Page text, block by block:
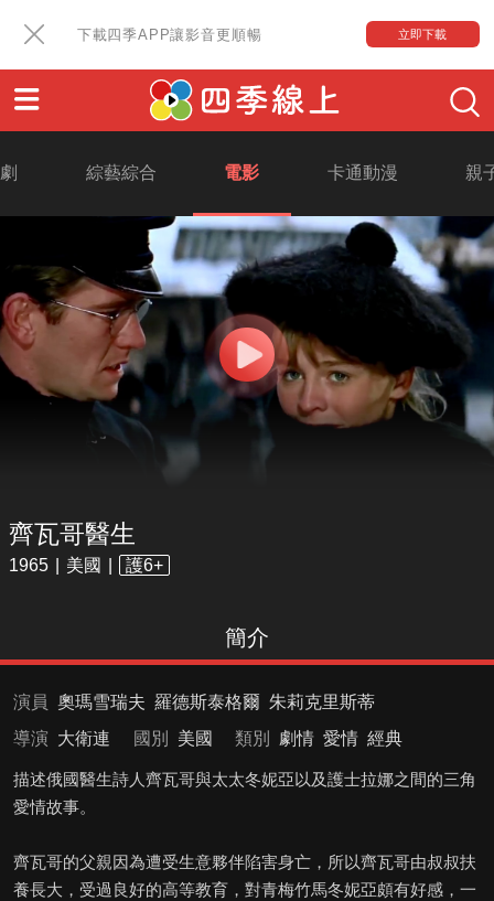
下載四季APP讓影音更順暢 立即下載
綜藝綜合 電影 卡通動漫 親
齊瓦哥醫生
1965 美國 護6+
簡介
演員 奧瑪雪瑞夫 羅德斯泰格爾 朱莉克里斯蒂
導演 大衛連 國別 美國 類別 劇情 愛情 經典
描述俄國醫生詩人齊瓦哥與太太冬妮亞以及護士拉娜之間的三角
愛情故事。
齊瓦哥的父親因為遭受生意夥伴陷害身亡，所以齊瓦哥由叔叔扶
養長大，受過良好的高等教育，對青梅竹馬冬妮亞頗有好感，一